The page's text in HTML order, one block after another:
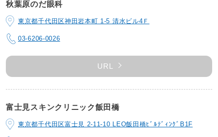
秋葉原のだ眼科
東京都千代田区神田岩本町 1-5 清水ビル4Ｆ
03-6206-0026
URL
富士見スキンクリニック飯田橋
東京都千代田区富士見 2-11-10 LEO飯田橋ﾋﾞﾙﾃﾞｨﾝｸﾞB1F